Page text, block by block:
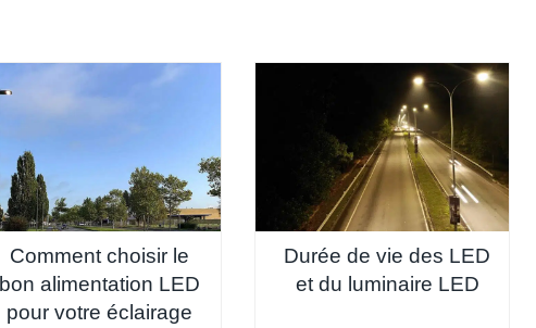
Comment choisir le
bon alimentation LED
pour votre éclairage
Durée de vie des LED
et du luminaire LED